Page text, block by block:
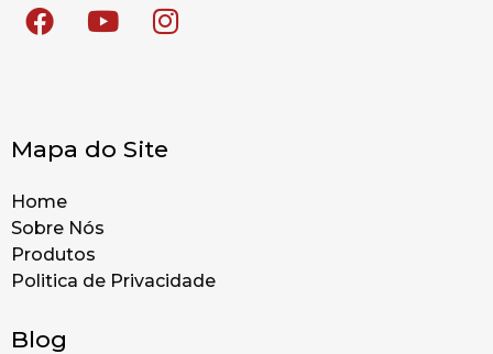
Mapa do Site
Home
Sobre Nós
Produtos
Politica de Privacidade
Blog